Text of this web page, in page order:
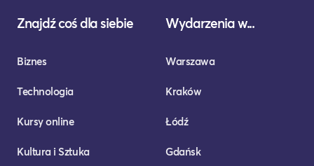
Znajdź coś dla siebie
Biznes
Technologia
Kursy online
Kultura i Sztuka
Wydarzenia w...
Warszawa
Kraków
Łódź
Gdańsk